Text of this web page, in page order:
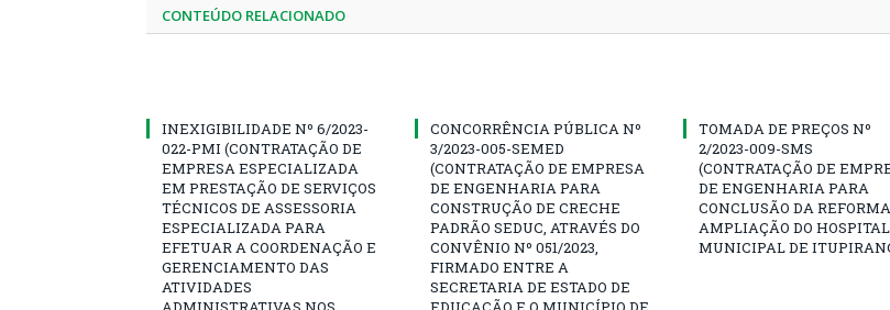
CONTEÚDO RELACIONADO
INEXIGIBILIDADE Nº 6/2023-
022-PMI (CONTRATAÇÃO DE
EMPRESA ESPECIALIZADA
EM PRESTAÇÃO DE SERVIÇOS
TÉCNICOS DE ASSESSORIA
ESPECIALIZADA PARA
EFETUAR A COORDENAÇÃO E
GERENCIAMENTO DAS
ATIVIDADES
CONCORRÊNCIA PÚBLICA Nº
3/2023-005-SEMED
(CONTRATAÇÃO DE EMPRESA
DE ENGENHARIA PARA
CONSTRUÇÃO DE CRECHE
PADRÃO SEDUC, ATRAVÉS DO
CONVÊNIO Nº 051/2023,
FIRMADO ENTRE A
SECRETARIA DE ESTADO DE
TOMADA DE PREÇOS Nº
2/2023-009-SMS
(CONTRATAÇÃO DE
DE ENGENHARIA PARA
CONCLUSÃO DA
AMPLIAÇÃO DO HOSPITAL
MUNICIPAL DE